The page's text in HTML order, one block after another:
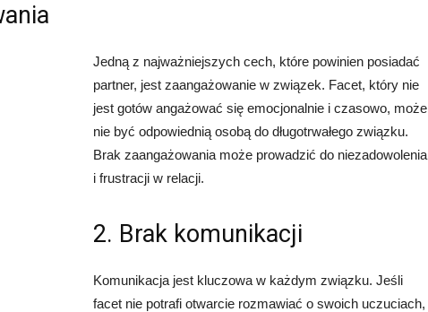
Jedną z najważniejszych cech, które powinien posiadać
partner, jest zaangażowanie w związek. Facet, który nie
jest gotów angażować się emocjonalnie i czasowo, może
nie być odpowiednią osobą do długotrwałego związku.
Brak zaangażowania może prowadzić do niezadowolenia
i frustracji w relacji.
2. Brak komunikacji
Komunikacja jest kluczowa w każdym związku. Jeśli
facet nie potrafi otwarcie rozmawiać o swoich uczuciach,